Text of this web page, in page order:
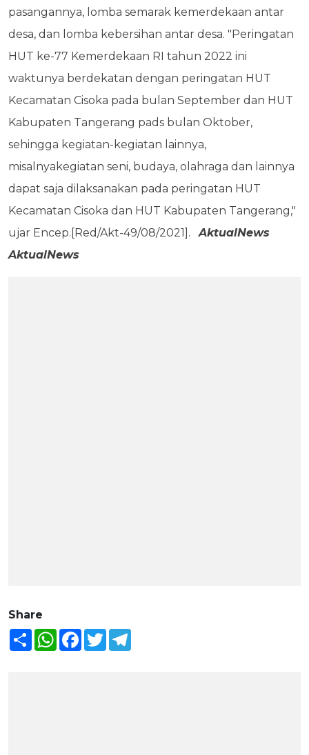
pasangannya, lomba semarak kemerdekaan antar
desa, dan lomba kebersihan antar desa. "Peringatan
HUT ke-77 Kemerdekaan RI tahun 2022 ini
waktunya berdekatan dengan peringatan HUT
Kecamatan Cisoka pada bulan September dan HUT
Kabupaten Tangerang pads bulan Oktober,
sehingga kegiatan-kegiatan lainnya,
misalnyakegiatan seni, budaya, olahraga dan lainnya
dapat saja dilaksanakan pada peringatan HUT
Kecamatan Cisoka dan HUT Kabupaten Tangerang,"
ujar Encep.[Red/Akt-49/08/2021].AktualNews
AktualNews
Share
Share WhatsAppFacebook
Twitter